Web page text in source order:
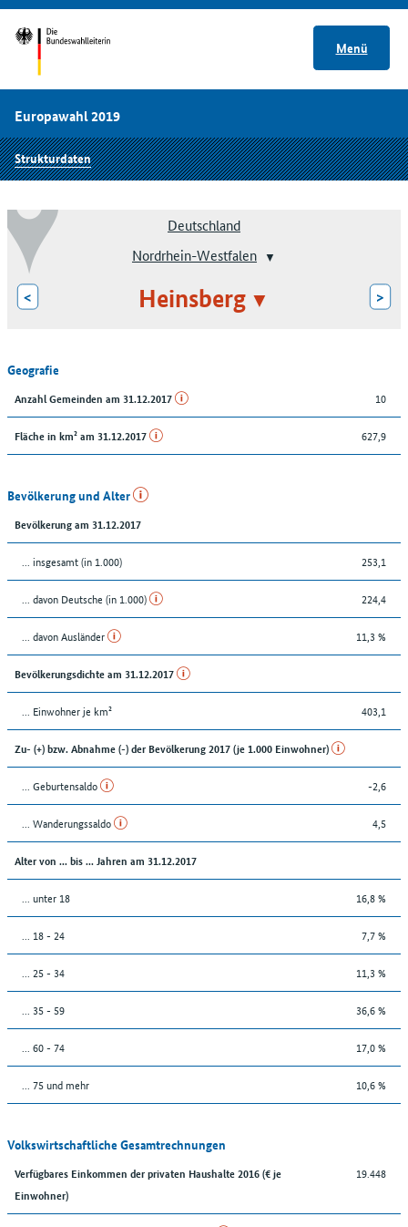
Menü
Europawahl 2019
Strukturdaten
Deutschland
Nordrhein-Westfalen
< Heinsberg >
Geografie
Anzahl Gemeinden am 31.12.2017 10
Fläche in km² am 31.12.2017 627,9
Bevölkerung und Alter
Bevölkerung am 31.12.2017
... insgesamt (in 1.000) 253,1
... davon Deutsche (in 1.000) 224,4
... davon Ausländer 11,3 %
Bevölkerungsdichte am 31.12.2017
... Einwohner je km² 403,1
Zu- (+) bzw. Abnahme (-) der Bevölkerung 2017 (je 1.000 Einwohner)
... Geburtensaldo -2,6
... Wanderungssaldo 4,5
Alter von ... bis ... Jahren am 31.12.2017
... unter 18 16,8 %
... 18 - 24 7,7 %
... 25 - 34 11,3 %
... 35 - 59 36,6 %
... 60 - 74 17,0 %
... 75 und mehr 10,6 %
Volkswirtschaftliche Gesamtrechnungen
Verfügbares Einkommen der privaten Haushalte 2016 (€ je
Einwohner)
19.448